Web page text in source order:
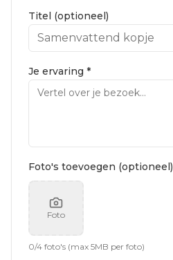
Titel (optioneel)
Je ervaring *
Foto's toevoegen (optioneel)
Foto
0/4 foto's (max 5MB per foto)